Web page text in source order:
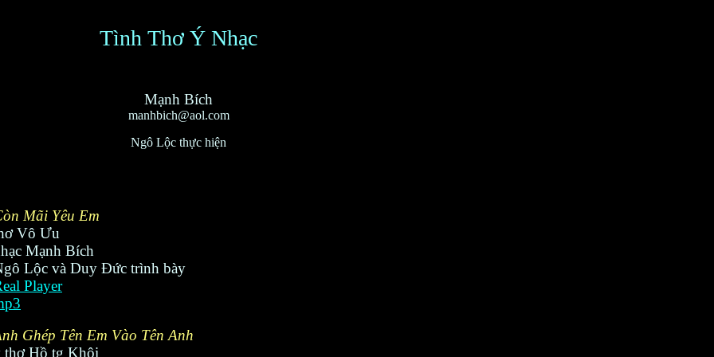
Tình Thơ Ý Nhạc
Mạnh Bích
manhbich@aol.com
Ngô Lộc thực hiện
Mãi Yêu Em
Vô Ưu
Mạnh Bích
Lộc và Duy Đức trình bày
Player
Ghép Tên Em Vào Tên Anh
thơ Hồ tg Khôi